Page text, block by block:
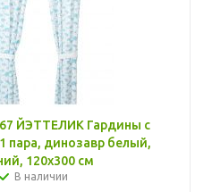
ЙЭТТЕЛИК Гардины с
пара, динозавр белый,
120x300 см
В наличии